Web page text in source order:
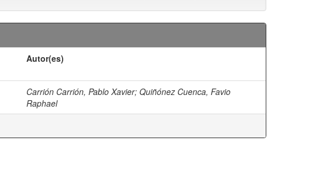
Autor(es)
Carrión Carrión, Pablo Xavier; Quiñónez Cuenca, Favio
Raphael